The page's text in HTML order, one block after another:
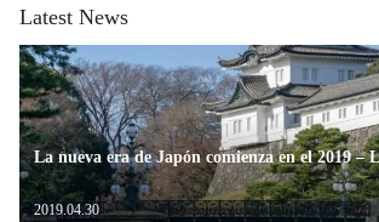
Latest News
La nueva era de Japón comienza en el 2019 –
2019.04.30